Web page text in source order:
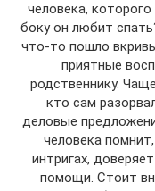
человека,
боку он любит
что-то пошло
приятные
родственнику.
кто сам
деловые
человека
интригах,
помощи. Стоит